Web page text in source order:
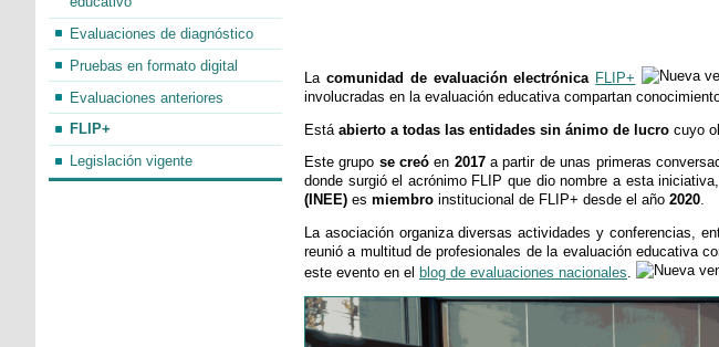
Evaluaciones de diagnóstico
Pruebas en formato digital
Evaluaciones anteriores
FLIP+
Legislación vigente
La comunidad de evaluación electrónica FLIP+
involucradas en la evaluación educativa compartan
Está abierto a todas las entidades sin ánimo de lucro cuyo
Este grupo se creóen 2017a partir de unas primeras
donde surgió el acrónimo FLIP que dio nombre a esta
(INEE) es miembro institucional de FLIP+ desde el año 2020.
La asociación organiza diversas actividades y conferencias,
reunió a multitud de profesionales de la evaluación educativa
este evento en el blog de evaluaciones nacionales.